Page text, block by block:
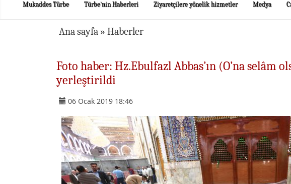
Mukaddes Türbe Türbe'nin Haberleri Ziyaretçilere yönelik hizmetler Medya
Ana sayfa » Haberler
Foto haber: Hz.Ebulfazl Abbas’ın (O’na selâm
yerleştirildi
06 Ocak 2019 18:46